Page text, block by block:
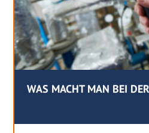
WAS MACHT MAN BEI